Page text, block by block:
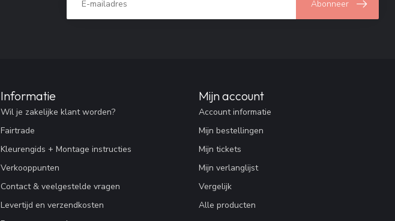
Abonneer
Informatie
Wil je zakelijke klant worden?
Fairtrade
Kleurengids + Montage instructies
Verkooppunten
Contact & veelgestelde vragen
Levertijd en verzendkosten
Mijn account
Account informatie
Mijn bestellingen
Mijn tickets
Mijn verlanglijst
Vergelijk
Alle producten